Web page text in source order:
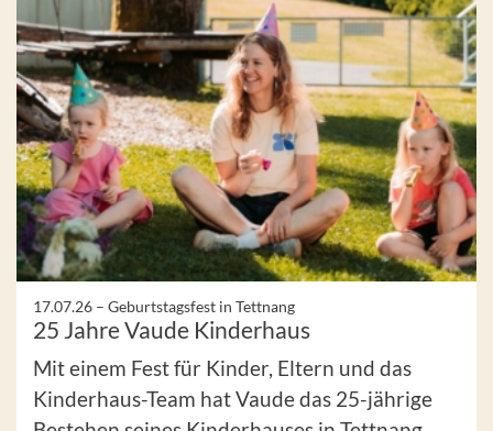
17.07.26 – Geburtstagsfest in Tettnang
25 Jahre Vaude Kinderhaus
Mit einem Fest für Kinder, Eltern und das
Kinderhaus-Team hat Vaude das 25-jährige